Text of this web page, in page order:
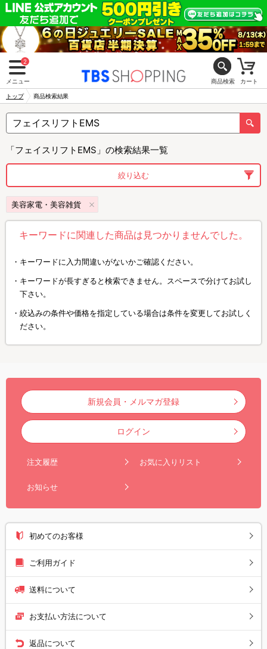
2
メニュー 商品検索 カート
トップ 商品検索結果
「フェイスリフトEMS」の検索結果一覧
絞り込む
美容家電・美容雑貨
キーワードに関連した商品は見つかりませんでした。
キーワードに入力間違いがないかご確認ください。
キーワードが長すぎると検索できません。スペースで分けてお試し
下さい。
絞込みの条件や価格を指定している場合は条件を変更してお試しく
ださい。
新規会員・メルマガ登録
ログイン
注文履歴 お気に入りリスト
お知らせ
初めてのお客様
ご利用ガイド
送料について
お支払い方法について
返品について